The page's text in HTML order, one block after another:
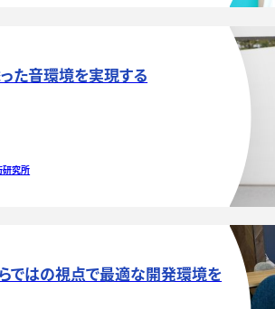
た音環境を実現する
研究所
ではの視点で最適な開発環境を